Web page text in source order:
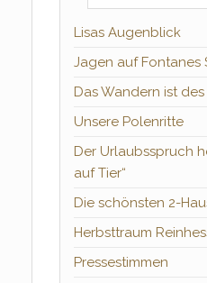
Lisas Augenblick
Jagen auf Fontanes
Das Wandern ist
Unsere Polenritte
Der Urlaubsspruch
auf Tier“
Die schönsten 2-
Herbsttraum
Pressestimmen